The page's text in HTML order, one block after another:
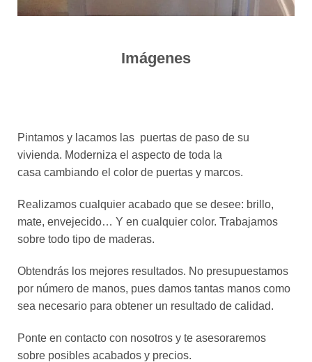
Imágenes
Pintamos y lacamos las puertas de paso de su
vivienda. Moderniza el aspecto de toda la
casa cambiando el color de puertas y marcos.
Realizamos cualquier acabado que se desee: brillo,
mate, envejecido… Y en cualquier color. Trabajamos
sobre todo tipo de maderas.
Obtendrás los mejores resultados. No presupuestamos
por número de manos, pues damos tantas manos como
sea necesario para obtener un resultado de calidad.
Ponte en contacto con nosotros y te asesoraremos
sobre posibles acabados y precios.